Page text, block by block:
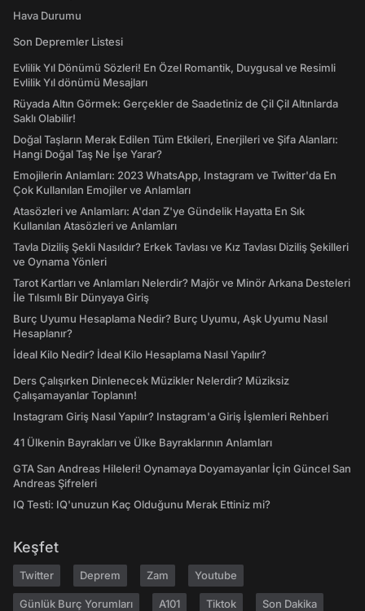
Hava Durumu
Son Depremler Listesi
Evlilik Yıl Dönümü Sözleri! En Özel Romantik, Duygusal ve Resimli
Evlilik Yıl dönümü Mesajları
Rüyada Altın Görmek: Gerçekler de Saadetiniz de Çil Çil Altınlarda
Saklı Olabilir!
Doğal Taşların Merak Edilen Tüm Etkileri, Enerjileri ve Şifa Alanları:
Hangi Doğal Taş Ne İşe Yarar?
Emojilerin Anlamları: 2023 WhatsApp, Instagram ve Twitter'da En
Çok Kullanılan Emojiler ve Anlamları
Atasözleri ve Anlamları: A'dan Z'ye Gündelik Hayatta En Sık
Kullanılan Atasözleri ve Anlamları
Tavla Diziliş Şekli Nasıldır? Erkek Tavlası ve Kız Tavlası Diziliş Şekilleri
ve Oynama Yönleri
Tarot Kartları ve Anlamları Nelerdir? Majör ve Minör Arkana Desteleri
İle Tılsımlı Bir Dünyaya Giriş
Burç Uyumu Hesaplama Nedir? Burç Uyumu, Aşk Uyumu Nasıl
Hesaplanır?
İdeal Kilo Nedir? İdeal Kilo Hesaplama Nasıl Yapılır?
Ders Çalışırken Dinlenecek Müzikler Nelerdir? Müziksiz
Çalışamayanlar Toplanın!
Instagram Giriş Nasıl Yapılır? Instagram'a Giriş İşlemleri Rehberi
41 Ülkenin Bayrakları ve Ülke Bayraklarının Anlamları
GTA San Andreas Hileleri! Oynamaya Doyamayanlar İçin Güncel San
Andreas Şifreleri
IQ Testi: IQ'unuzun Kaç Olduğunu Merak Ettiniz mi?
Keşfet
Twitter Deprem Zam Youtube
Günlük Burç Yorumları A101 Tiktok Son Dakika